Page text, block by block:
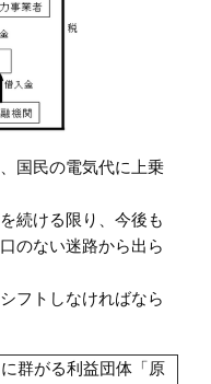
国民の電気代に上乗
続ける限り、今後も
のない迷路から出ら
フトしなければなら
群がる利益団体「原